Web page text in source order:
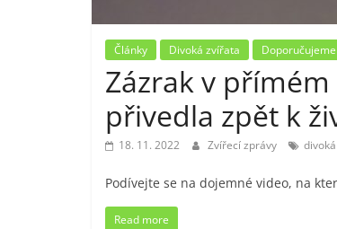
Články Divoká zvířata Doporučujeme
Zázrak v
přivedla zpět k
18. 11. 2022 Zvířecí zprávy
Podívejte se na dojemné video, na
Read more